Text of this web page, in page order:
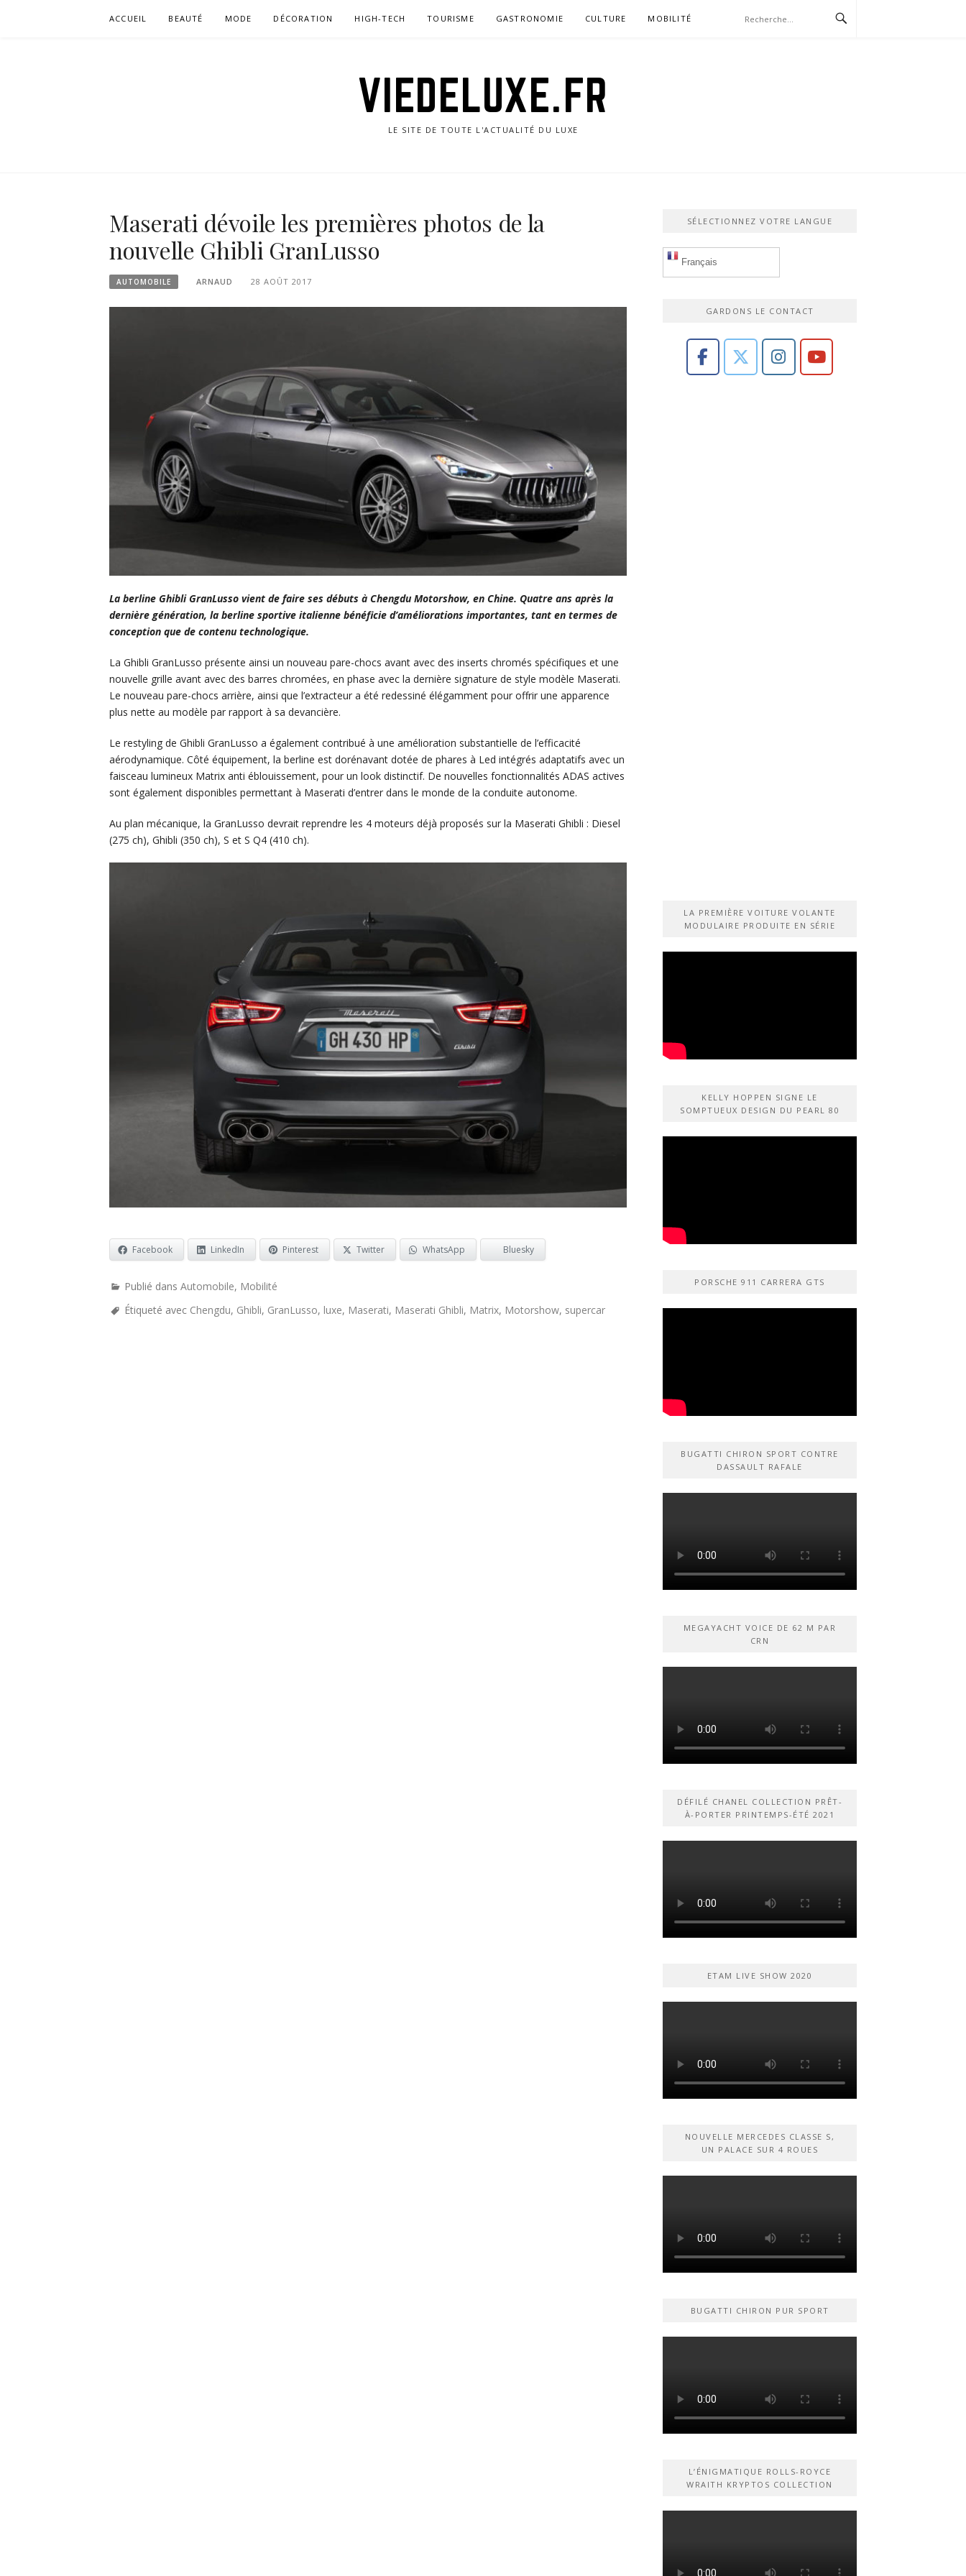
ACCUEIL BEAUTÉ MODE DÉCORATION HIGH-TECH TOURISME GASTRONOMIE CULTURE MOBILITÉ
VIEDELUXE.FR
LE SITE DE TOUTE L'ACTUALITÉ DU LUXE
Maserati dévoile les premières photos de la
nouvelle Ghibli GranLusso
AUTOMOBILE ARNAUD 28 AOÛT 2017
La berline Ghibli GranLusso vient de faire ses débuts à Chengdu Motorshow, en Chine. Quatre ans après la
dernière génération, la berline sportive italienne bénéficie d’améliorations importantes, tant en termes de
conception que de contenu technologique.
La Ghibli GranLusso présente ainsi un nouveau pare-chocs avant avec des inserts chromés spécifiques et une
nouvelle grille avant avec des barres chromées, en phase avec la dernière signature de style modèle Maserati.
Le nouveau pare-chocs arrière, ainsi que l’extracteur a été redessiné élégamment pour offrir une apparence
plus nette au modèle par rapport à sa devancière.
Le restyling de Ghibli GranLusso a également contribué à une amélioration substantielle de l’efficacité
aérodynamique. Côté équipement, la berline est dorénavant dotée de phares à Led intégrés adaptatifs avec un
faisceau lumineux Matrix anti éblouissement, pour un look distinctif. De nouvelles fonctionnalités ADAS actives
sont également disponibles permettant à Maserati d’entrer dans le monde de la conduite autonome.
Au plan mécanique, la GranLusso devrait reprendre les 4 moteurs déjà proposés sur la Maserati Ghibli : Diesel
(275 ch), Ghibli (350 ch), S et S Q4 (410 ch).
Facebook LinkedIn Pinterest Twitter WhatsApp Bluesky
Publié dans Automobile, Mobilité
Étiqueté avec Chengdu, Ghibli, GranLusso, luxe, Maserati, Maserati Ghibli, Matrix, Motorshow, supercar
SÉLECTIONNEZ VOTRE LANGUE
Français
GARDONS LE CONTACT
LA PREMIÈRE VOITURE VOLANTE
MODULAIRE PRODUITE EN SÉRIE
KELLY HOPPEN SIGNE LE
SOMPTUEUX DESIGN DU PEARL 80
PORSCHE 911 CARRERA GTS
BUGATTI CHIRON SPORT CONTRE
DASSAULT RAFALE
MEGAYACHT VOICE DE 62 M PAR
CRN
DÉFILÉ CHANEL COLLECTION PRÊT-
À-PORTER PRINTEMPS-ÉTÉ 2021
ETAM LIVE SHOW 2020
NOUVELLE MERCEDES CLASSE S,
UN PALACE SUR 4 ROUES
BUGATTI CHIRON PUR SPORT
L’ÉNIGMATIQUE ROLLS-ROYCE
WRAITH KRYPTOS COLLECTION